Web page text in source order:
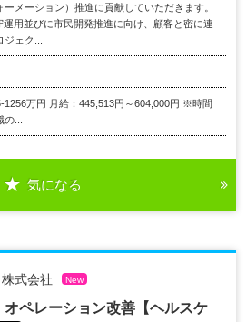
ーメーション）推進に貢献していただきます。
運用並びに市民開発推進に向け、顧客と密に連
ェク...
1256万円 月給：445,513円～604,000円 ※時間
...
気になる
式会社 New
ペレーション改善【ヘルスケ